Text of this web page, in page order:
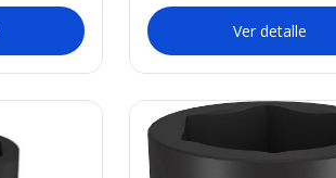
Ver detalle